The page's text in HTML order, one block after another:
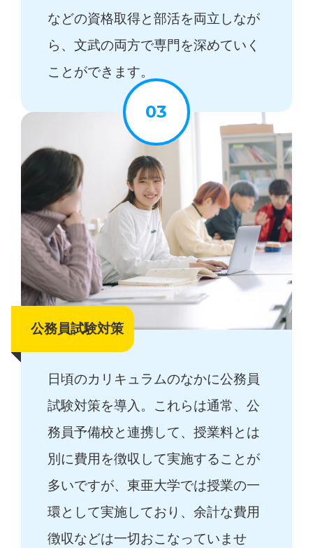
などの資格取得と部活を両立しなが
ら、文武の両方で専門を深めていく
ことができます。
公務員試験対策
日頃のカリキュラムのなかに公務員
試験対策を導入。これらは通常、公
務員予備校と連携して、授業料とは
別に費用を徴収して実施することが
多いですが、東亜大学では授業の一
環として実施しており、余計な費用
徴収などは一切おこなっていませ